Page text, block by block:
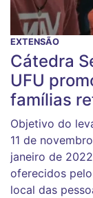
EXTENSÃO
Cátedra
UFU
famílias
Objetivo do
11 de
janeiro de
oferecidos
local das